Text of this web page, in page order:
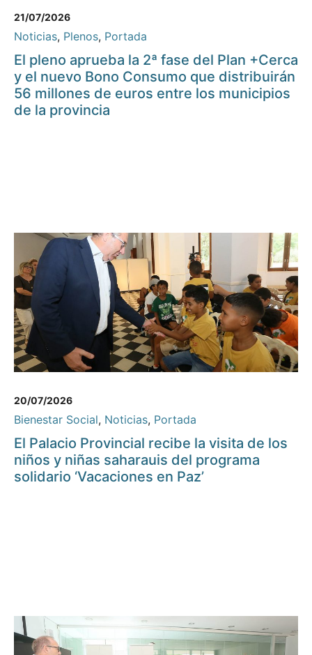
21/07/2026
Noticias, Plenos, Portada
El pleno aprueba la 2ª fase del Plan +Cerca
y el nuevo Bono Consumo que distribuirán
56 millones de euros entre los municipios
de la provincia
20/07/2026
Bienestar Social, Noticias, Portada
El Palacio Provincial recibe la visita de los
niños y niñas saharauis del programa
solidario ‘Vacaciones en Paz’